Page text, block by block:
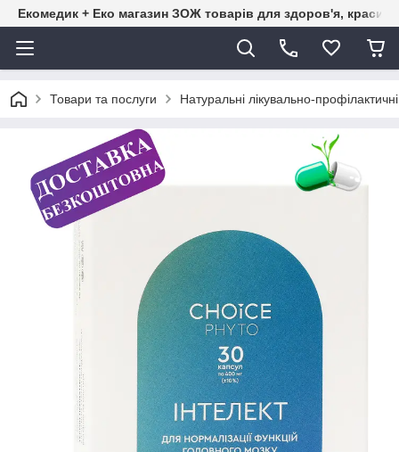
Екомедик + Еко магазин ЗОЖ товарів для здоров'я, краси
Товари та послуги Натуральні лікувально-